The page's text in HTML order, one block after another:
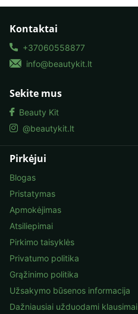
Pirkėjui
Blogas
Pristatymas
Apmokėjimas
Atsiliepimai
Pirkimo taisyklės
Privatumo politika
Grąžinimo politika
Užsakymo būsenos informacija
Dažniausiai užduodami klausimai
Kontaktai
+37060558877
info@beautykit.lt
Sekite mus
Beauty Kit
@beautykit.lt